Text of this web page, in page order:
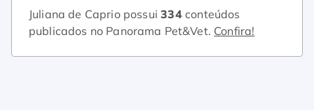
Juliana de Caprio possui 334conteúdos
publicados no Panorama Pet&Vet. Confira!